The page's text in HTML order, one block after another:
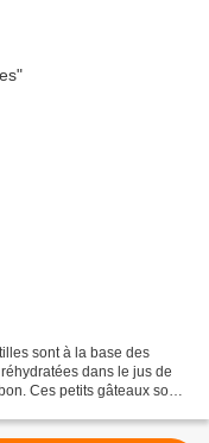
sont à la base des
dans le jus de
Ces petits gâteaux sont